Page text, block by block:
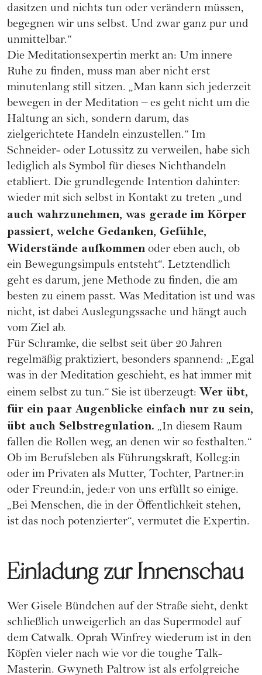
dasitzen und nichts tun oder verändern müssen,
begegnen wir uns selbst. Und zwar ganz pur und
unmittelbar.“
Die Meditationsexpertin merkt an: Um innere
Ruhe zu finden, muss man aber nicht erst
minutenlang still sitzen. „Man kann sich jederzeit
bewegen in der Meditation – es geht nicht um die
Haltung an sich, sondern darum, das
zielgerichtete Handeln einzustellen.“ Im
Schneider- oder Lotussitz zu verweilen, habe sich
lediglich als Symbol für dieses Nichthandeln
etabliert. Die grundlegende Intention dahinter:
wieder mit sich selbst in Kontakt zu treten „und
auch wahrzunehmen, was gerade im Körper
passiert, welche Gedanken, Gefühle,
Widerstände aufkommen oder eben auch, ob
ein Bewegungsimpuls entsteht“. Letztendlich
geht es darum, jene Methode zu finden, die am
besten zu einem passt. Was Meditation ist und was
nicht, ist dabei Auslegungssache und hängt auch
vom Ziel ab.
Für Schramke, die selbst seit über 20 Jahren
regelmäßig praktiziert, besonders spannend: „Egal
was in der Meditation geschieht, es hat immer mit
einem selbst zu tun.“ Sie ist überzeugt: Wer übt,
für ein paar Augenblicke einfach nur zu sein,
übt auch Selbstregulation. „In diesem Raum
fallen die Rollen weg, an denen wir so festhalten.“
Ob im Berufsleben als Führungskraft, Kolleg:in
oder im Privaten als Mutter, Tochter, Partner:in
oder Freund:in, jede:r von uns erfüllt so einige.
„Bei Menschen, die in der Öffentlichkeit stehen,
ist das noch potenzierter“, vermutet die Expertin.
Einladung zur Innenschau
Wer Gisele Bündchen auf der Straße sieht, denkt
schließlich unweigerlich an das Supermodel auf
dem Catwalk. Oprah Winfrey wiederum ist in den
Köpfen vieler nach wie vor die toughe Talk-
Masterin. Gwyneth Paltrow ist als erfolgreiche